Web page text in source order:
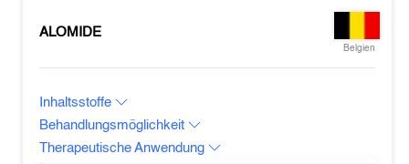
ALOMIDE
Belgien
Inhaltsstoffe
Behandlungsmöglichkeit
Therapeutische Anwendung